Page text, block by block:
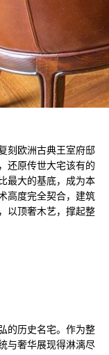
刻欧洲古典王室府邸
还原传世大宅该有的
最大的基底，成为本
高度完全契合， 建筑
以 顶奢木艺，撑起整
的历史名宅。作为整
与奢华展现得淋漓尽